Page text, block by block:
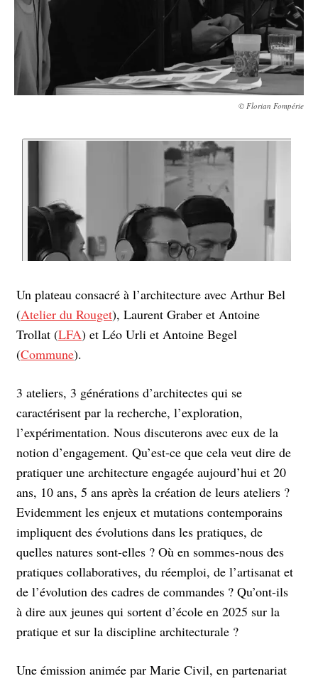
© Florian Fompérie
Un plateau consacré à l’architecture avec Arthur Bel
(Atelier du Rouget), Laurent Graber et Antoine
Trollat (LFA) et Léo Urli et Antoine Begel
(Commune).
3 ateliers, 3 générations d’architectes qui se
caractérisent par la recherche, l’exploration,
l’expérimentation. Nous discuterons avec eux de la
notion d’engagement. Qu’est-ce que cela veut dire de
pratiquer une architecture engagée aujourd’hui et 20
ans, 10 ans, 5 ans après la création de leurs ateliers ?
Evidemment les enjeux et mutations contemporains
impliquent des évolutions dans les pratiques, de
quelles natures sont-elles ? Où en sommes-nous des
pratiques collaboratives, du réemploi, de l’artisanat et
de l’évolution des cadres de commandes ? Qu’ont-ils
à dire aux jeunes qui sortent d’école en 2025 sur la
pratique et sur la discipline architecturale ?
Une émission animée par Marie Civil, en partenariat